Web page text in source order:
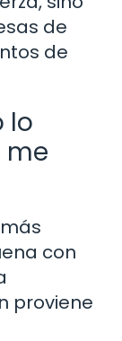
de
de
lo
me
con
proviene